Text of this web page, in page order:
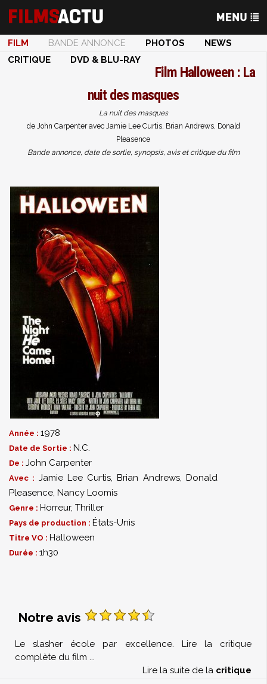
FILM BANDE ANNONCE PHOTOS
NEWS
CRITIQUE
DVD & BLU-RAY
Film Halloween : La
nuit des masques
La nuit des masques
de John Carpenter avec Jamie Lee Curtis, Brian Andrews, Donald
Pleasence
Bande annonce, date de sortie, synopsis, avis et critique du film
Année : 1978
Date de Sortie : N.C.
De : John Carpenter
Avec : Jamie Lee Curtis,Brian Andrews,Donald
Pleasence, Nancy Loomis
Genre : Horreur, Thriller
Pays de production : États-Unis
Titre VO : Halloween
Durée : 1h30
Notre avis
Le slasher école par excellence. Lire la critique
complète du film ...
Lire la suite de la critique